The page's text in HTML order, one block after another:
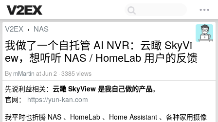
V2EX › NAS
我做了一个自托管 AI NVR：云瞰 SkyVi
ew，想听听 NAS / HomeLab 用户的反馈
By mMartin at Jun 2 · 3385 views
先说利益相关： 云瞰 SkyView 是我自己做的产品。
官网： https://yun-kan.com
我平时也折腾 NAS 、HomeLab 、Home Assistant 、各种家用摄像